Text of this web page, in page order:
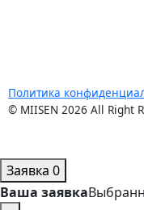
Политика
© MIISEN 2026 All Right
Заявка 0
Ваша заявка